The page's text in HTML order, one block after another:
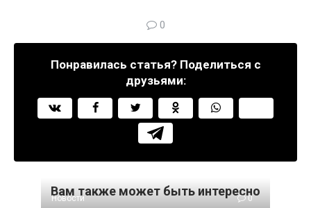
0
Понравилась статья? Поделиться с
друзьями:
Вам также может быть интересно
Новости 0